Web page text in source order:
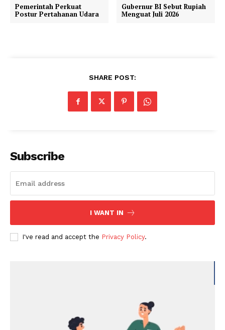
Pemerintah Perkuat
Postur Pertahanan Udara
Gubernur BI Sebut Rupiah
Menguat Juli 2026
SHARE POST:
Subscribe
I WANT IN
I've read and accept the Privacy Policy.